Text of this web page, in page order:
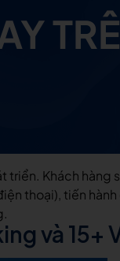
Khách
thoại), tiến hành
và 15+